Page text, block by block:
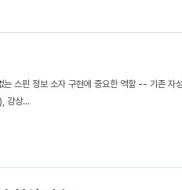
는 스핀 정보 소자 구현에 중요한 역할 -- 기존
강상...